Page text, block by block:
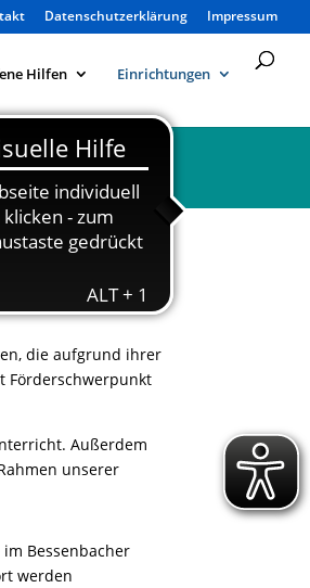
Datenschutzerklärung Impressum
Hilfen Einrichtungen
e.V.
die aufgrund ihrer
Außerdem
unserer
Bessenbacher
werden